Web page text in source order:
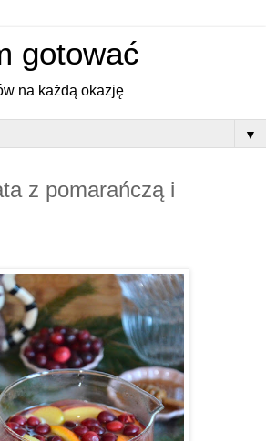
gotować
na każdą okazję
▼
z pomarańczą i